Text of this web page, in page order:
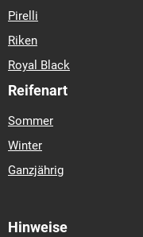
Pirelli
Riken
Royal Black
Reifenart
Sommer
Winter
Ganzjährig
Hinweise